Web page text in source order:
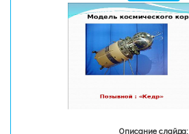
Описание слайда: